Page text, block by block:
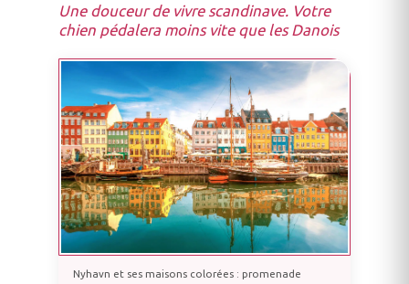
Une douceur de vivre scandinave. Votre
chien pédalera moins vite que les Danois
Nyhavn et ses maisons colorées : promenade